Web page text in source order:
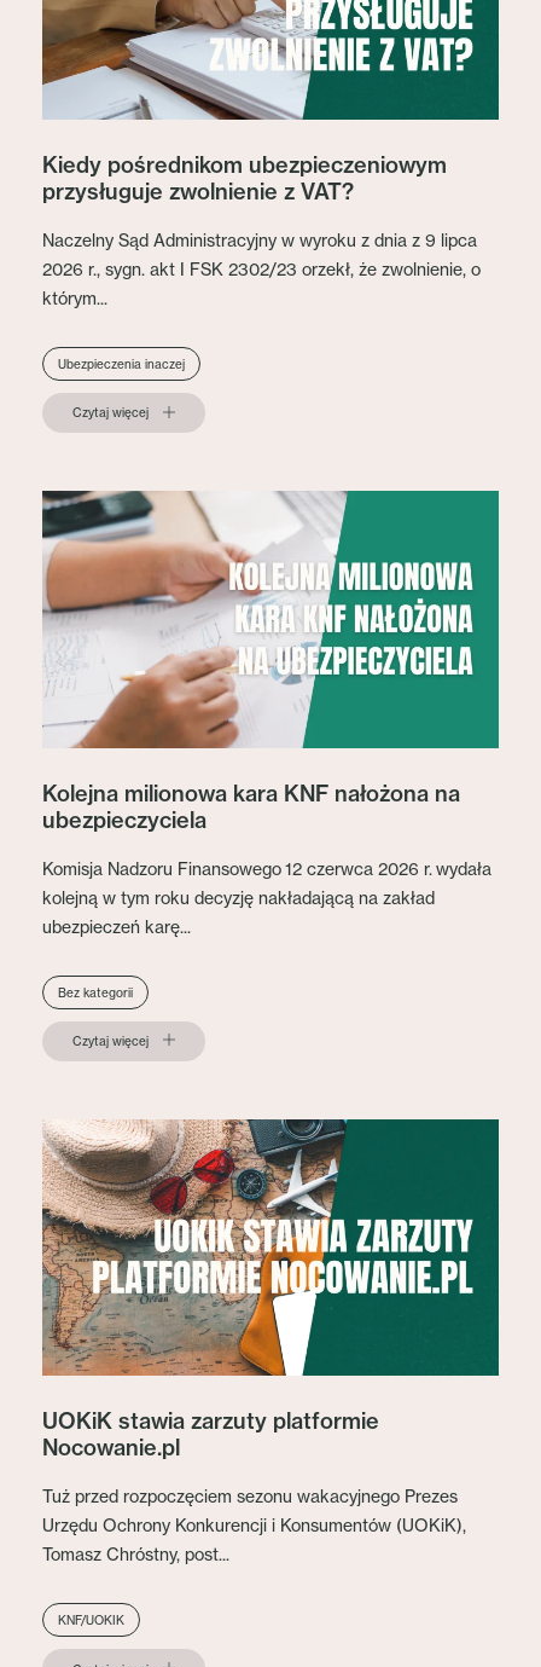
Kiedy pośrednikom ubezpieczeniowym
przysługuje zwolnienie z VAT?
Naczelny Sąd Administracyjny w wyroku z dnia z 9 lipca
2026 r., sygn. akt I FSK 2302/23 orzekł, że zwolnienie, o
którym...
Ubezpieczenia inaczej
Czytaj więcej
Kolejna milionowa kara KNF nałożona na
ubezpieczyciela
Komisja Nadzoru Finansowego 12 czerwca 2026 r. wydała
kolejną w tym roku decyzję nakładającą na zakład
ubezpieczeń karę...
Bez kategorii
Czytaj więcej
UOKiK stawia zarzuty platformie
Nocowanie.pl
Tuż przed rozpoczęciem sezonu wakacyjnego Prezes
Urzędu Ochrony Konkurencji i Konsumentów (UOKiK),
Tomasz Chróstny, post...
KNF/UOKIK